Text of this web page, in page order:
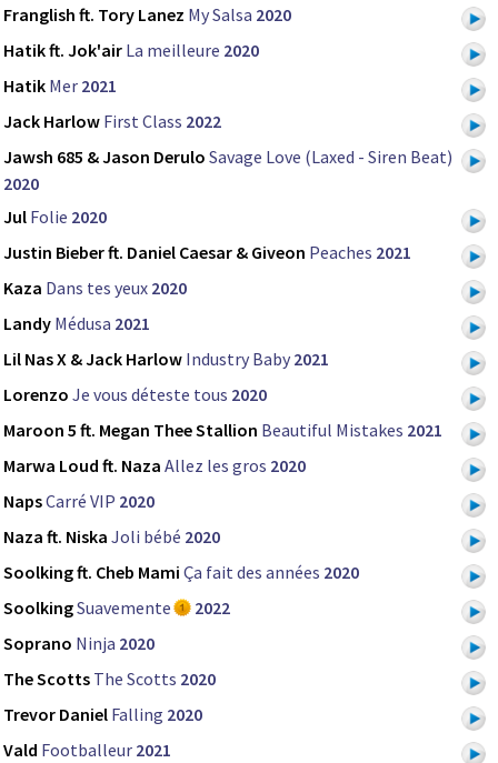
Franglish ft. Tory Lanez My Salsa 2020
Hatik ft. Jok'air La meilleure 2020
Hatik Mer 2021
Jack Harlow First Class 2022
Jawsh 685 & Jason Derulo Savage Love (Laxed - Siren Beat)
2020
Jul Folie 2020
Justin Bieber ft. Daniel Caesar & Giveon Peaches 2021
Kaza Dans tes yeux 2020
Landy Médusa 2021
Lil Nas X & Jack Harlow Industry Baby 2021
Lorenzo Je vous déteste tous 2020
Maroon 5 ft. Megan Thee Stallion Beautiful Mistakes 2021
Marwa Loud ft. Naza Allez les gros 2020
NapsCarré VIP 2020
Naza ft. Niska Joli bébé 2020
Soolking ft. Cheb Mami Ça fait des années 2020
SoolkingSuavemente
2022
Soprano Ninja 2020
The Scotts The Scotts 2020
Trevor Daniel Falling 2020
Vald Footballeur 2021